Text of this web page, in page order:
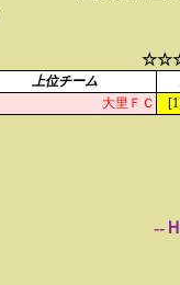
上位チーム
大里ＦＣ
--